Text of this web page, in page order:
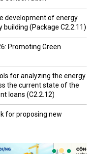
development of energy
(Package C2.2.11)
Promoting Green
for analyzing the energy
the current state of the
loans (C2.2.12)
for proposing new